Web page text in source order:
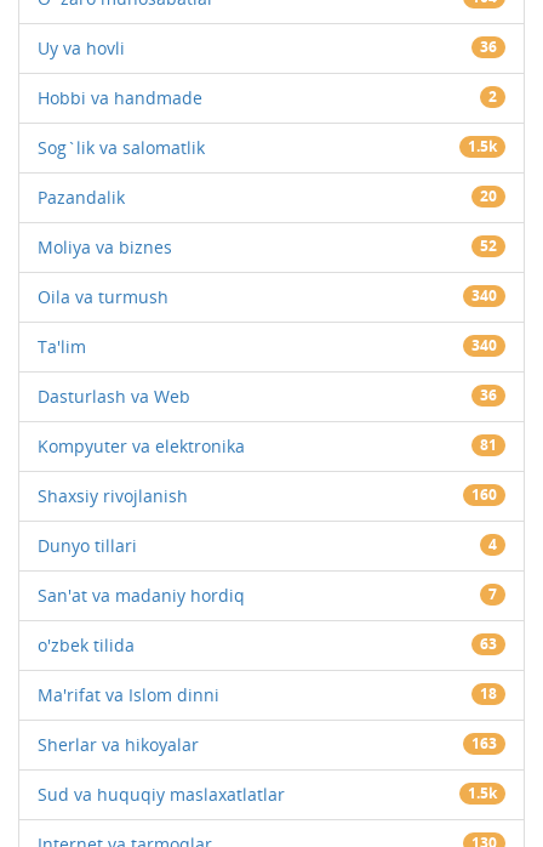
Uy va hovli 36
Hobbi va handmade 2
Sog`lik va salomatlik 1.5k
Pazandalik 20
Moliya va biznes 52
Oila va turmush 340
Ta'lim 340
Dasturlash va Web 36
Kompyuter va elektronika 81
Shaxsiy rivojlanish 160
Dunyo tillari 4
San'at va madaniy hordiq 7
o'zbek tilida 63
Ma'rifat va Islom dinni 18
Sherlar va hikoyalar 163
Sud va huquqiy maslaxatlatlar 1.5k
130